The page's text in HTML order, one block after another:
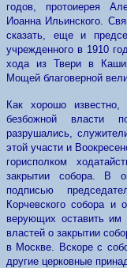
годов, протоиерея
Иоанна Ильинского.
сказать, еще и
учрежденного в 1910
хода из Твери в
Мощей благоверной
Как хорошо
безбожной власти
разрушались,
этой участи и
горисполком
закрытии собора. В
подписью
Корчевского собора и
верующих оставить им
властей о закрытии
в Москве. Вскоре с
другие церковные